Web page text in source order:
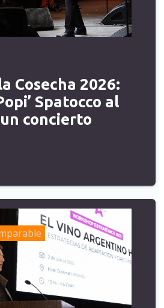
Cosecha 2026:
Spatocco al
concierto